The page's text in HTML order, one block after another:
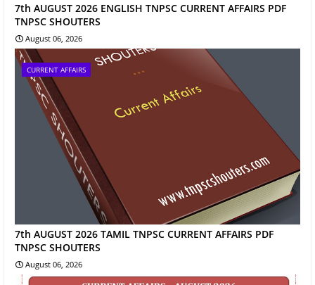
7th AUGUST 2026 ENGLISH TNPSC CURRENT AFFAIRS PDF
TNPSC SHOUTERS
August 06, 2026
CURRENT AFFAIRS
7th AUGUST 2026 TAMIL TNPSC CURRENT AFFAIRS PDF
TNPSC SHOUTERS
August 06, 2026